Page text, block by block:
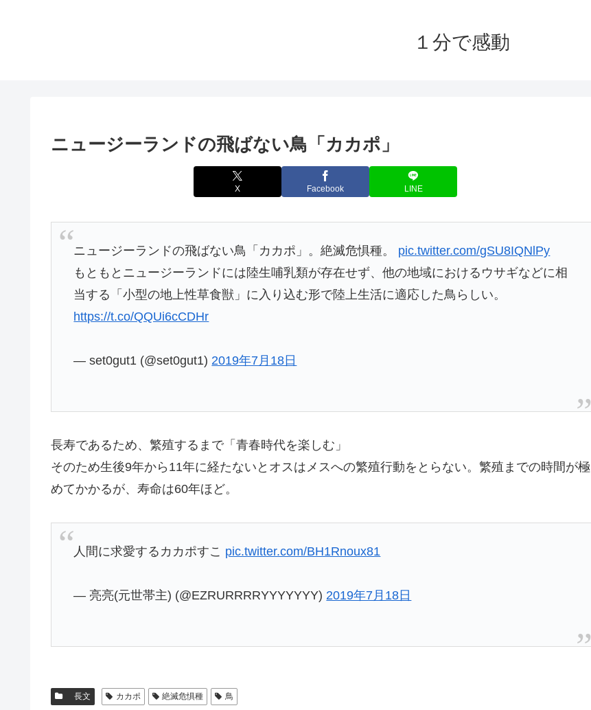
１分で感動
ニュージーランドの飛ばない鳥「カカポ」
X Facebook LINE
ニュージーランドの飛ばない鳥「カカポ」。絶滅危惧種。 pic.twitter.com/gSU8IQNlPy
もともとニュージーランドには陸生哺乳類が存在せず、他の地域におけるウサギなどに相
当する「小型の地上性草食獣」に入り込む形で陸上生活に適応した鳥らしい。
https://t.co/QQUi6cCDHr
— set0gut1 (@set0gut1) 2019年7月18日
長寿であるため、繁殖するまで「青春時代を楽しむ」
そのため生後9年から11年に経たないとオスはメスへの繁殖行動をとらない。繁殖までの時間が極
めてかかるが、寿命は60年ほど。
人間に求愛するカカポすこ pic.twitter.com/BH1Rnoux81
— 亮亮(元世帯主) (@EZRURRRRYYYYYYY) 2019年7月18日
長文 カカポ 絶滅危惧種 鳥